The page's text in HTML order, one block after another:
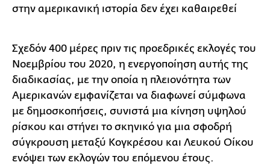
στην αμερικανική ιστορία δεν έχει καθαιρεθεί
Σχεδόν 400 μέρες πριν τις προεδρικές εκλογές του
Νοεμβρίου του 2020, η ενεργοποίηση αυτής της
διαδικασίας, με την οποία η πλειονότητα των
Αμερικανών εμφανίζεται να διαφωνεί σύμφωνα
με δημοσκοπήσεις, συνιστά μια κίνηση υψηλού
ρίσκου και στήνει το σκηνικό για μια σφοδρή
σύγκρουση μεταξύ Κογκρέσου και Λευκού Οίκου
ενόψει των εκλογών του επόμενου έτους.